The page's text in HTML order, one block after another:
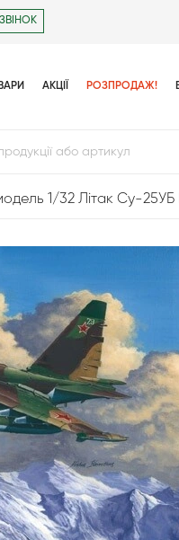
АКЦІЇ РОЗПРОДАЖ!
1/32 Літак Су-